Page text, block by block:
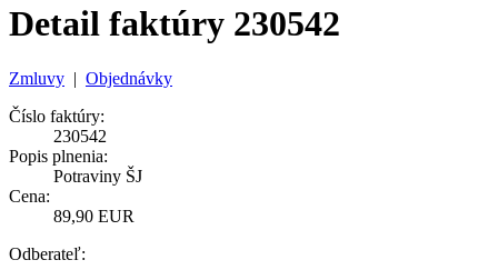
Detail faktúry 230542
Zmluvy | Objednávky
Číslo faktúry:
230542
Popis plnenia:
Potraviny ŠJ
Cena:
89,90 EUR
Odberateľ: